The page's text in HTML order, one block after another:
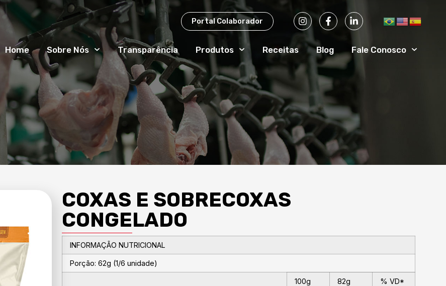
Portal Colaborador
Home Sobre Nós Transparência Produtos Receitas Blog Fale Conosco
COXAS E SOBRECOXAS
CONGELADO
INFORMAÇÃO NUTRICIONAL
Porção: 62g (1/6 unidade)
100g 82g % VD*